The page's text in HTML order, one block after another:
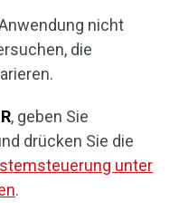
nicht
die
, geben Sie
drücken Sie die
unter
.